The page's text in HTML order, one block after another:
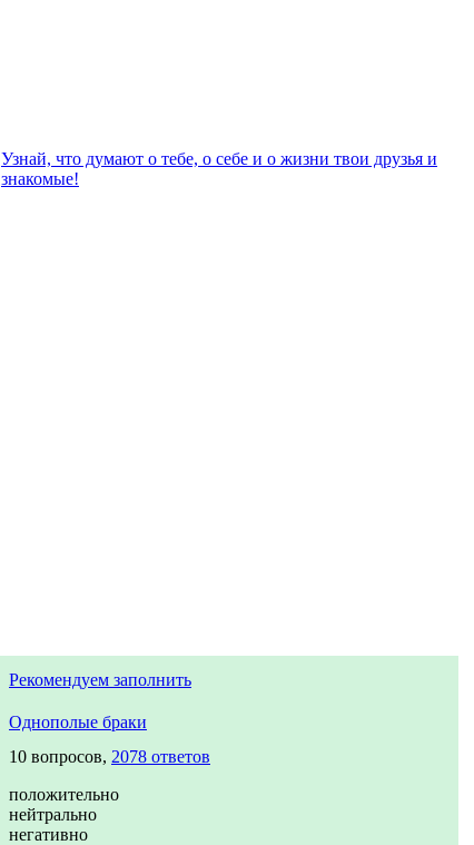
Узнай, что думают о тебе, о себе и о жизни твои друзья и
знакомые!
Рекомендуем заполнить
Однополые браки
10 вопросов, 2078 ответов
положительно
нейтрально
негативно